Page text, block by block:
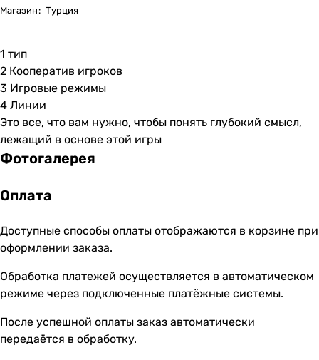
Магазин: Турция
1 тип
2 Кооператив игроков
3 Игровые режимы
4 Линии
Это все, что вам нужно, чтобы понять глубокий смысл,
лежащий в основе этой игры
Фотогалерея
Оплата
Доступные способы оплаты отображаются в корзине при
оформлении заказа.
Обработка платежей осуществляется в автоматическом
режиме через подключенные платёжные системы.
После успешной оплаты заказ автоматически
передаётся в обработку.